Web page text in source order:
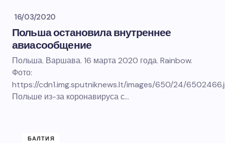
16/03/2020
Польша остановила внутреннее
авиасообщение
Польша. Варшава. 16 марта 2020 года. Rainbow.
Фото:
https://cdn1.img.sputniknews.lt/images/650/24/
Польше из-за коронавируса с…
БАЛТИЯ